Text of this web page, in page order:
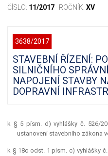
ČÍSLO: 11/2017 · ROČNÍK: XV
3638/2017
STAVEBNÍ ŘÍZENÍ:
SILNIČNÍHO
NAPOJENÍ STAVBY
DOPRAVNÍ
k § 5 písm. d) vyhlášky č. 526/
ustanovení stavebního zákona
k § 18c odst. 1 písm. c) vyhlášky